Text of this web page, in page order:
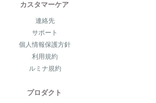
カスタマーケア
連絡先
サポート
個人情報保護方針
利用規約
ルミナ規約
プロダクト